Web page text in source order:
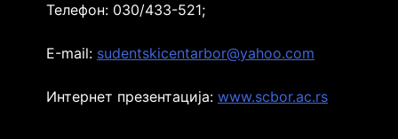
Телефон: 030/433-521;
Е-mail: sudentskicentarbor@yahoo.com
Интернет презентација: www.scbor.ac.rs